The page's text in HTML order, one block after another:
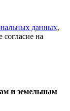
данных,
согласие на
и земельным